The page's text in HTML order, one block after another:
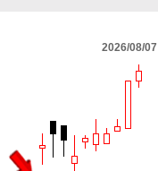
2026/08/07